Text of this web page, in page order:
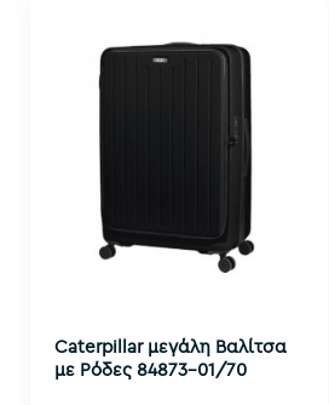
Caterpillar μεγάλη Βαλίτσα
με Ρόδες 84873-01/70